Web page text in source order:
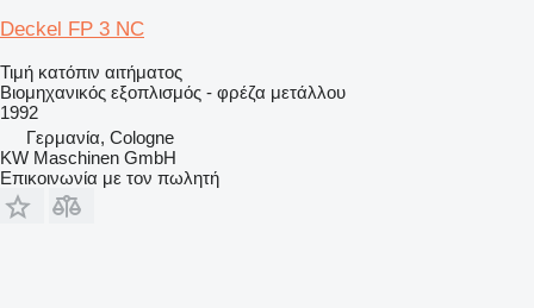
Deckel FP 3 NC
Τιμή κατόπιν αιτήματος
Βιομηχανικός εξοπλισμός - φρέζα μετάλλου
1992
Γερμανία, Cologne
KW Maschinen GmbH
Επικοινωνία με τον πωλητή